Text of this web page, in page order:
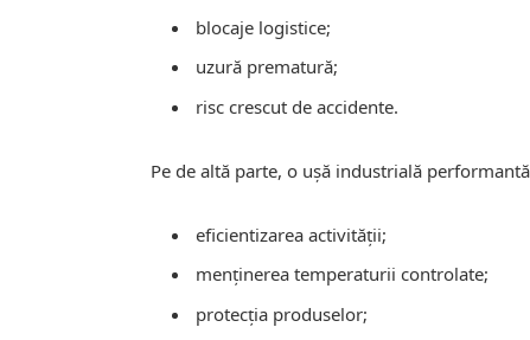
blocaje logistice;
uzură prematură;
risc crescut de accidente.
Pe de altă parte, o ușă industrială
eficientizarea activității;
menținerea temperaturii controlate;
protecția produselor;